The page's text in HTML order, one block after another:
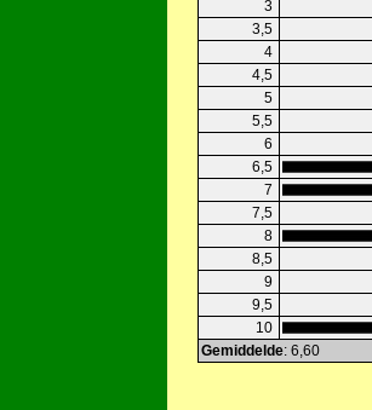
3
3,5
4
4,5
5
5,5
6
6,5
7
7,5
8
8,5
9
9,5
10
Gemiddelde: 6,60